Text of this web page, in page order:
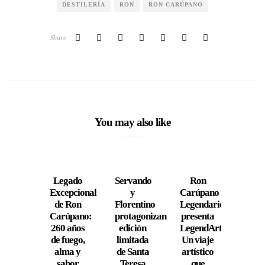
DESTILERÍA RON RON CARÚPANO
Share
You may also like
Legado
Excepcional
de Ron
Carúpano:
260 años
de fuego,
alma y
Servando
y
Florentino
protagonizan
edición
limitada
de Santa
Ron
Carúpano
Legendario
presenta
LegendArte:
Un viaje
artístico